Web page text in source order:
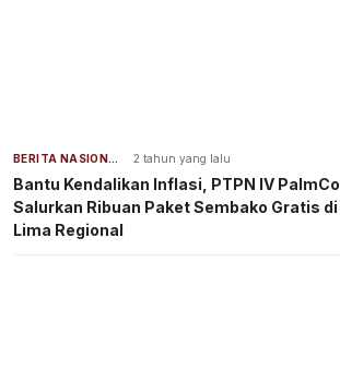
BERITA NASIONAL 2 tahun yang lalu
Bantu Kendalikan Inflasi, PTPN IV PalmCo
Salurkan Ribuan Paket Sembako Gratis di
Lima Regional